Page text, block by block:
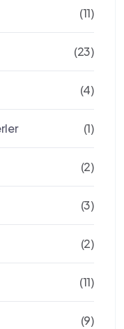
(11)
(23)
(4)
(1)
(2)
(3)
(2)
(11)
(9)